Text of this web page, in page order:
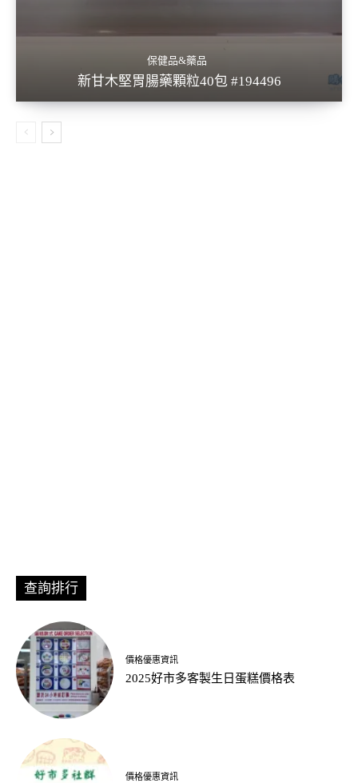
保健品&藥品
新甘木堅胃腸藥顆粒40包 #194496
查詢排行
價格優惠資訊
2025好市多客製生日蛋糕價格表
價格優惠資訊